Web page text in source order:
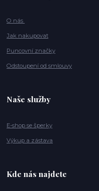
O nás
Jak nakupovat
Puncovní značky
Odstoupení od smlouvy
Naše služby
E-shop se šperky
Výkup a zástava
Kde nás najdete